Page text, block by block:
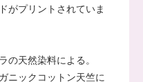
がプリントされていま
の天然染料による。
ニックコットン天竺に